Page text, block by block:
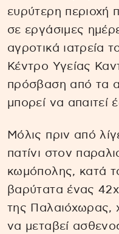
ευρύτερη περιοχή
σε εργάσιμες
αγροτικά ιατρεία
Κέντρο Υγείας
πρόσβαση από τα
μπορεί να απαιτεί
Μόλις πριν από
πατίνι στον
κωμόπολης, κατά
βαρύτατα ένας
της Παλαιόχωρας,
να μεταβεί